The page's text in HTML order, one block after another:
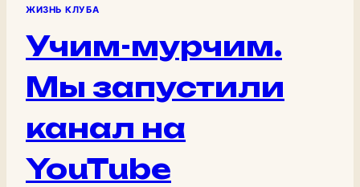
ЖИЗНЬ КЛУБА
Учим-мурчим.
Мы запустили
канал на
YouTube